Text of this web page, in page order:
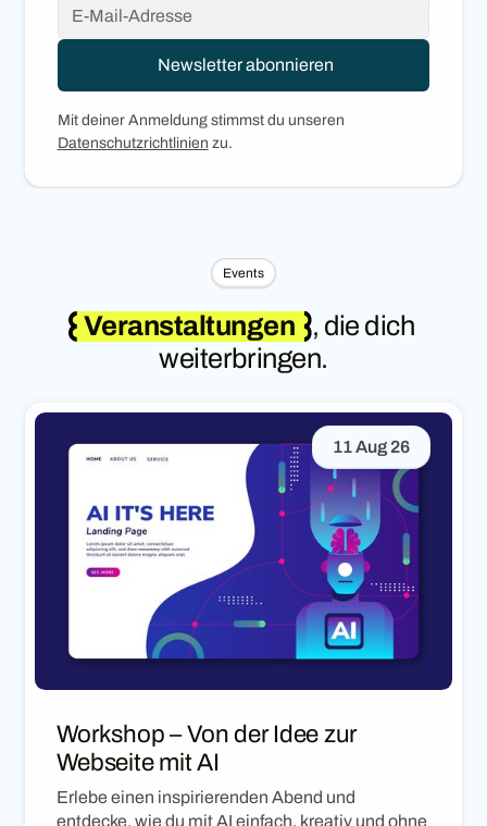
Mit deiner Anmeldung stimmst du unseren
Datenschutzrichtlinien zu.
Events
Veranstaltungen , die dich
weiterbringen.
11 Aug 26
Workshop – Von der Idee zur
Webseite mit AI
Erlebe einen inspirierenden Abend und
entdecke, wie du mit AI einfach, kreativ und ohne